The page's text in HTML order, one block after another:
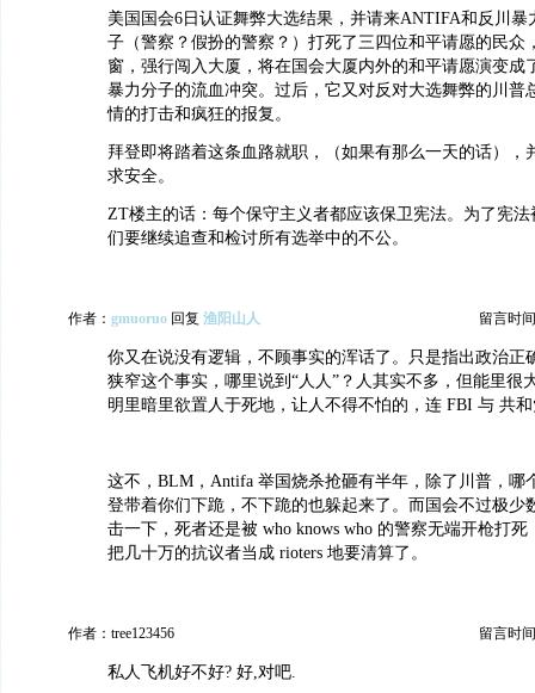
美国国会6日认证舞弊大选结果，并请来ANTIFA和反川暴
子（警察？假扮的警察？）打死了三四位和平请愿的民众
窗，强行闯入大厦，将在国会大厦内外的和平请愿演变成
暴力分子的流血冲突。过后，它又对反对大选舞弊的川普
情的打击和疯狂的报复。
拜登即将踏着这条血路就职，（如果有那么一天的话），
求安全。
ZT楼主的话：每个保守主义者都应该保卫宪法。为了宪
们要继续追查和检讨所有选举中的不公。
作者： gmuoruo 回复 渔阳山人 留言时
你又在说没有逻辑，不顾事实的浑话了。只是指出政治正
狭窄这个事实，哪里说到“人人”？人其实不多，但能里很
明里暗里欲置人于死地，让人不得不怕的，连 FBI 与 共
这不，BLM，Antifa 举国烧杀抢砸有半年，除了川普，哪
登带着你们下跪，不下跪的也躲起来了。而国会不过极少
击一下，死者还是被 who knows who 的警察无端开枪打
把几十万的抗议者当成 rioters 地要清算了。
作者：tree123456 留言时
私人飞机好不好? 好,对吧.